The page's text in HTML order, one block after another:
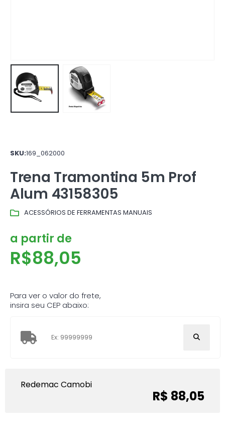
SKU:169_062000
Trena Tramontina 5m Prof
Alum 43158305
ACESSÓRIOS DE FERRAMENTAS MANUAIS
a partir de
R$88,05
Para ver o valor do frete,
insira seu CEP abaixo:
Redemac Camobi
R$ 88,05